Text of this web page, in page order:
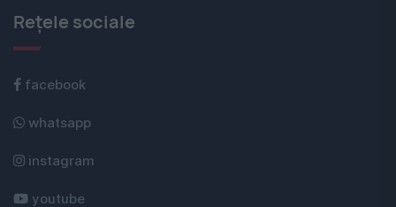
Rețele sociale
facebook
whatsapp
instagram
youtube